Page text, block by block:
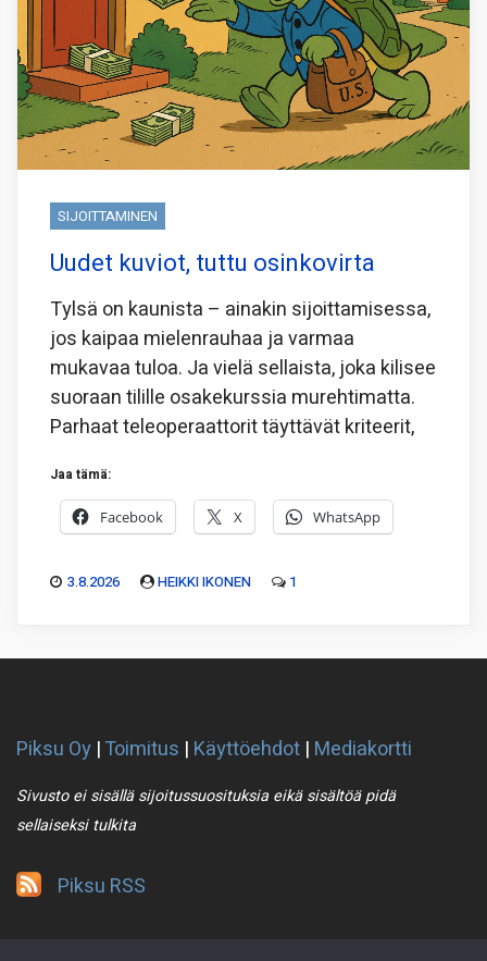
SIJOITTAMINEN
Uudet kuviot, tuttu osinkovirta
Tylsä on kaunista – ainakin sijoittamisessa,
jos kaipaa mielenrauhaa ja varmaa
mukavaa tuloa. Ja vielä sellaista, joka kilisee
suoraan tilille osakekurssia murehtimatta.
Parhaat teleoperaattorit täyttävät kriteerit,
Jaa tämä:
Facebook X WhatsApp
3.8.2026 HEIKKI IKONEN 1
Piksu Oy |Toimitus | Käyttöehdot | Mediakortti
Sivusto ei sisällä sijoitussuosituksia eikä sisältöä pidä
sellaiseksi tulkita
Piksu RSS